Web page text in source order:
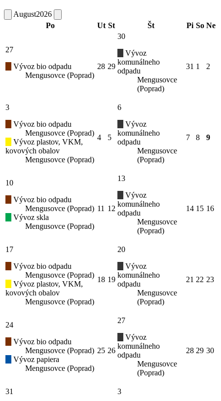
August2026
Po
Ut St Št Pi So Ne
27
Vývoz bio odpadu
Mengusovce (Poprad)
28 29
30
Vývoz
komunálneho
odpadu
Mengusovce
(Poprad)
31 1 2
3
Vývoz bio odpadu
Mengusovce (Poprad)
Vývoz plastov, VKM,
kovových obalov
Mengusovce (Poprad)
4 5
6
Vývoz
komunálneho
odpadu
Mengusovce
(Poprad)
7 8 9
10
Vývoz bio odpadu
Mengusovce (Poprad)
Vývoz skla
Mengusovce (Poprad)
11 12
13
Vývoz
komunálneho
odpadu
Mengusovce
(Poprad)
14 15 16
17
Vývoz bio odpadu
Mengusovce (Poprad)
Vývoz plastov, VKM,
kovových obalov
Mengusovce (Poprad)
18 19
20
Vývoz
komunálneho
odpadu
Mengusovce
(Poprad)
21 22 23
24
Vývoz bio odpadu
Mengusovce (Poprad)
Vývoz papiera
Mengusovce (Poprad)
25 26
27
Vývoz
komunálneho
odpadu
Mengusovce
(Poprad)
28 29 30
31
3